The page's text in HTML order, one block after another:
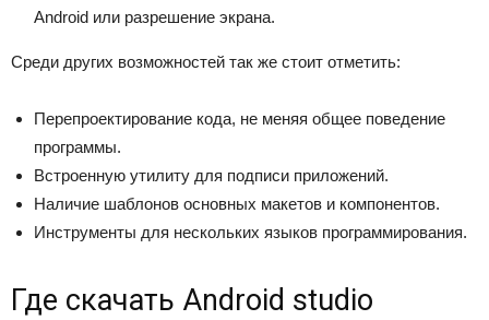
Android или разрешение экрана.
Среди других возможностей так же стоит отметить:
Перепроектирование кода, не меняя общее поведение
программы.
Встроенную утилиту для подписи приложений.
Наличие шаблонов основных макетов и компонентов.
Инструменты для нескольких языков программирования.
Где скачать Android studio